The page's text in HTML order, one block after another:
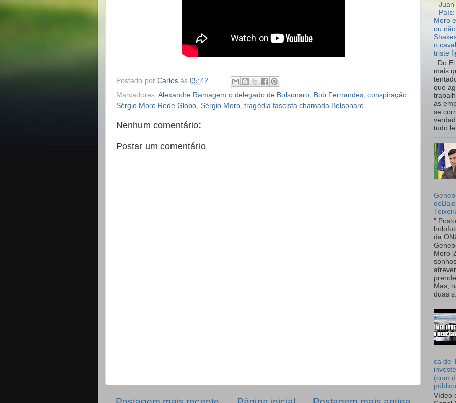
Postado por Carlos às 05:42
Marcadores: Alexandre Ramagem o delegado de Bolsonaro Bob Fernandes conspiração
Sérgio Moro Rede Globo Sérgio Moro tragédia fascista chamada Bolsonaro
Nenhum comentário:
Postar um comentário
Juan
Moro
ou
o
triste
Do
mais
que
as
se
tudo
"
da
Moro
Mas,
duas
ca de
(com
Vídeo